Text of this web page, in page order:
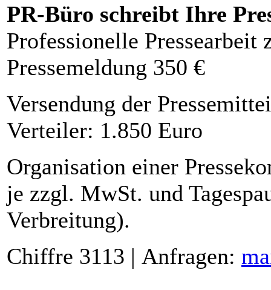
PR-Büro schreibt Ihre
Professionelle Pressearbeit
Pressemeldung 350 €
Versendung der
Verteiler: 1.850 Euro
Organisation einer
je zzgl. MwSt. und
Verbreitung).
Chiffre 3113 | Anfragen: